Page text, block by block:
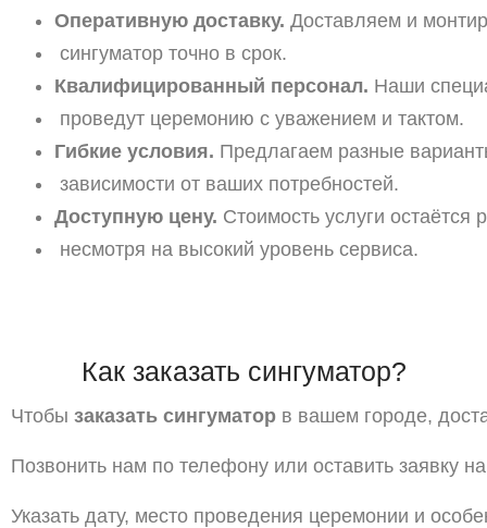
Оперативную доставку. Доставляем и
сингуматор точно в срок.
Квалифицированный персонал. Наши
проведут церемонию с уважением и тактом.
Гибкие условия. Предлагаем разные
зависимости от ваших потребностей.
Доступную цену. Стоимость услуги остаётся
несмотря на высокий уровень сервиса.
Какзаказать сингуматор?
Чтобы заказать сингуматор в вашем городе,
Позвонить нам по телефону или оставить заявку на
Указать дату, место проведения церемонии и